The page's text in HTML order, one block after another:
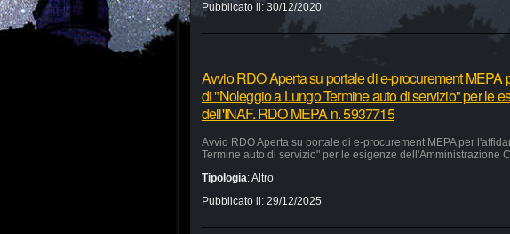
Pubblicato il: 30/12/2020
Avvio RDO Aperta su portale di e-procurement MEPA
di "Noleggio a Lungo Termine auto di servizio" per le
dell'INAF. RDO MEPA n. 5937715
Avvio RDO Aperta su portale di e-procurement MEPA per
Termine auto di servizio" per le esigenze dell'Amministrazione
Tipologia:Altro
Pubblicato il: 29/12/2025